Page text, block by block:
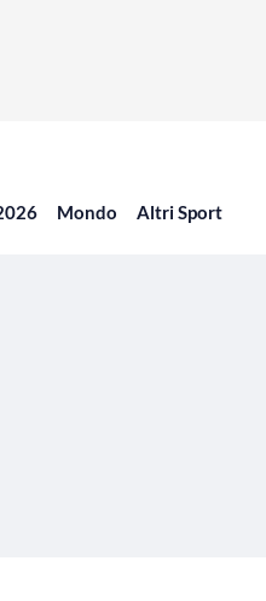
Mondo Altri Sport